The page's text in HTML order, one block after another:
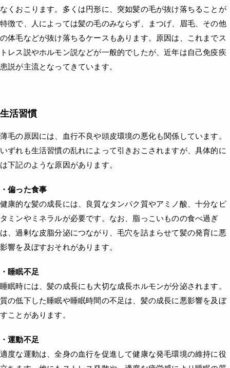
なくおこります。多くは円形に、突如髪の毛が抜け落ちることが
特徴で、人によっては髪の毛のみならず、まつげ、眉毛、その他
の体毛などが抜け落ちるケースもあります。原因は、これまでス
トレス説やホルモン説などが一般的でしたが、近年は自己免疫疾
患説が主流となってきています。
生活習慣
薄毛の原因には、血行不良や頭皮環境の悪化も関係しています。
いずれも生活習慣の乱れによって引きおこされますが、具体的に
は下記のような原因があります。
・偏った食事
健康的な髪の成長には、良質なタンパク質やアミノ酸、十分なビ
タミンやミネラルが必要です。なお、脂っこいものの食べ過ぎ
は、過剰な皮脂分泌につながり、毛穴を詰まらせて髪の発育に悪
影響を及ぼすおそれがあります。
・睡眠不足
睡眠時には、髪の成長にも大切な成長ホルモンが分泌されます。
質の低下した睡眠や睡眠時間の不足は、髪の成長に悪影響を及ぼ
すことがあります。
・運動不足
適度な運動は、全身の血行を促進して健康な発毛環境の維持に役